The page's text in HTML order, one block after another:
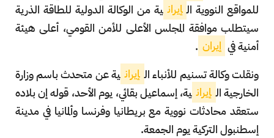
للمواقع النووية ال إيران ية من الوكالة الدولية للطاقة الذرية
سيتطلب موافقة المجلس الأعلى للأمن القومي، أعلى هيئة
أمنية في إيران .
ونقلت وكالة تسنيم للأنباء ال إيران ية عن متحدث باسم وزارة
الخارجية ال إيران ية، إسماعيل بقائي، يوم الأحد، قوله إن بلاده
ستعقد محادثات نووية مع بريطانيا وفرنسا وألمانيا في مدينة
إسطنبول التركية يوم الجمعة.